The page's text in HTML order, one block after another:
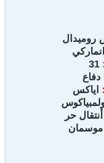
روميدال
دفاع
اياكس
أنتقال حر
موسمان